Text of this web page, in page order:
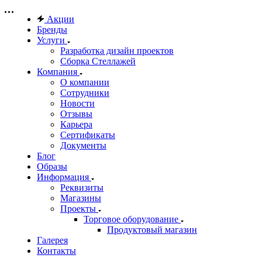
Акции
Бренды
Услуги
Разработка дизайн проектов
Сборка Стеллажей
Компания
О компании
Сотрудники
Новости
Отзывы
Карьера
Сертификаты
Документы
Блог
Образы
Информация
Реквизиты
Магазины
Проекты
Торговое оборудование
Продуктовый магазин
Галерея
Контакты